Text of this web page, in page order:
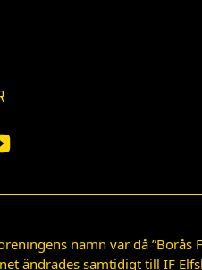
namn var då ”Borås
ändrades samtidigt till IF